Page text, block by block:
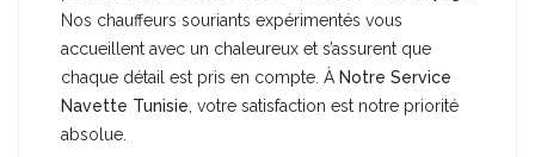
Nos chauffeurs souriants expérimentés vous
accueillent avec un chaleureux et s’assurent que
chaque détail est pris en compte. À Notre Service
Navette Tunisie , votre satisfaction est notre priorité
absolue.